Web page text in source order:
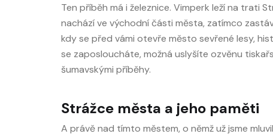
Ten příběh má i železnice. Vimperk leží na trati
nachází ve východní části města, zatímco
kdy se před vámi otevře město sevřené lesy,
se zaposloucháte, možná uslyšíte ozvěnu
šumavskými příběhy.
Strážce města a jeho paměti
A právě nad tímto městem, o němž už jsme